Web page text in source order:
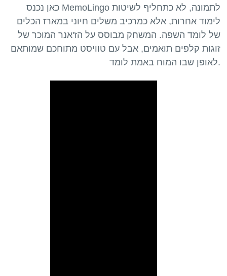
כאן נכנס MemoLingo לתמונה, לא כתחליף לשיטות
לימוד אחרות, אלא כמרכיב משלים חיוני במארז הכלים
של לומד השפה. המשחק מבוסס על הז'אנר המוכר של
זוגות קלפים תואמים, אבל עם טוויסט מתוחכם שמותאם